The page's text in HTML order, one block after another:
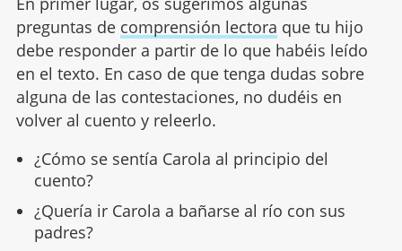
preguntas de comprensión lectora que tu hijo
debe responder a partir de lo que habéis leído
en el texto. En caso de que tenga dudas sobre
alguna de las contestaciones, no dudéis en
volver al cuento y releerlo.
¿Cómo se sentía Carola al principio del
cuento?
¿Quería ir Carola a bañarse al río con sus
padres?